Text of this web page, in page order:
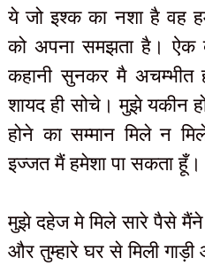
ये जो इश्क का नशा है वह
को अपना समझता है। ऐक
कहानी सुनकर मै अचम्भीत
शायद ही सोचे। मुझे यकीन
होने का सम्मान मिले न
इज्जत मैं हमेशा पा सकता हूँ।
मुझे दहेज मे मिले सारे पैसे मैंने
और तुम्हारे घर से मिली